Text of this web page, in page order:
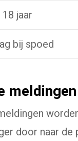
jaar
bij spoed
meldingen
door naar